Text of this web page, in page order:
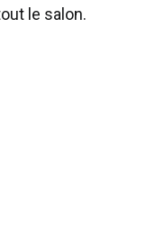
le salon.